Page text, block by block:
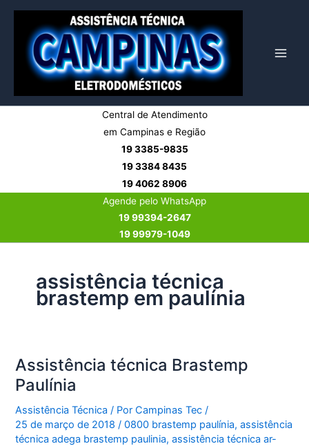
conteúdo
Central de Atendimento
em Campinas e Região
19 3385-9835
19 3384 8435
19 4062 8906
Agende pelo WhatsApp
19 99394-2647
19 99979-1049
assistência técnica
brastemp em paulínia
Assistência técnica Brastemp
Paulínia
Assistência Técnica / PorCampinas Tec/
25 de março de 2018 /0800 brastemp paulínia,assistência
técnica adega brastemp paulinia,assistência técnica ar-